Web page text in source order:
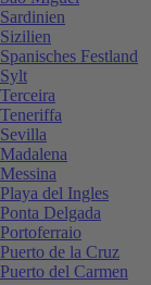
Sardinien
Sizilien
Spanisches Festland
Sylt
Terceira
Teneriffa
Sevilla
Madalena
Messina
Playa del Ingles
Ponta Delgada
Portoferraio
Puerto de la Cruz
Puerto del Carmen